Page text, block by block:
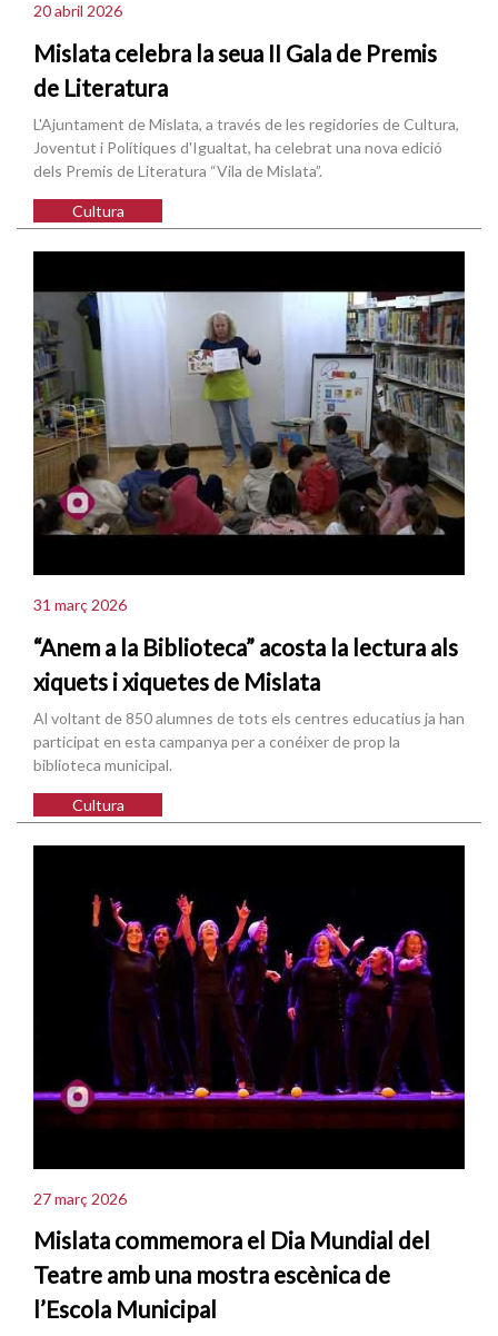
20 abril 2026
Mislata celebra la seua II Gala de Premis
de Literatura
L'Ajuntament de Mislata, a través de les regidories de Cultura,
Joventut i Polítiques d'Igualtat, ha celebrat una nova edició
dels Premis de Literatura “Vila de Mislata”.
Cultura
31 març 2026
“Anem a la Biblioteca” acosta la lectura als
xiquets i xiquetes de Mislata
Al voltant de 850 alumnes de tots els centres educatius ja han
participat en esta campanya per a conéixer de prop la
biblioteca municipal.
Cultura
27 març 2026
Mislata commemora el Dia Mundial del
Teatre amb una mostra escènica de
l’Escola Municipal